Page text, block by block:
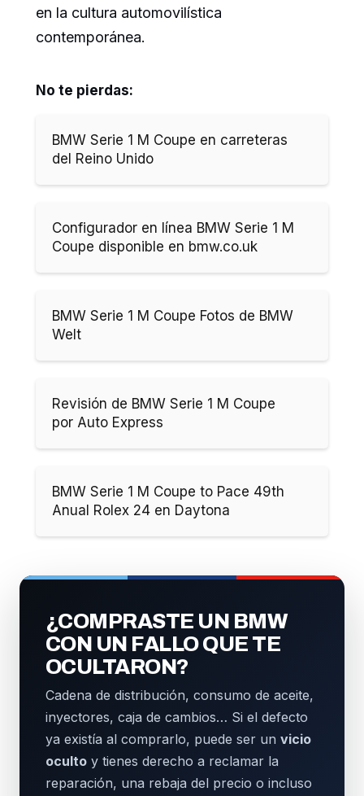
en la cultura automovilística
contemporánea.
No te pierdas:
BMW Serie 1 M Coupe en carreteras
del Reino Unido
Configurador en línea BMW Serie 1 M
Coupe disponible en bmw.co.uk
BMW Serie 1 M Coupe Fotos de BMW
Welt
Revisión de BMW Serie 1 M Coupe
por Auto Express
BMW Serie 1 M Coupe to Pace 49th
Anual Rolex 24 en Daytona
¿COMPRASTE UN BMW
CON UN FALLO QUE TE
OCULTARON?
Cadena de distribución, consumo de aceite,
inyectores, caja de cambios… Si el defecto
ya existía al comprarlo, puede ser un vicio
oculto y tienes derecho a reclamar la
reparación, una rebaja del precio o incluso